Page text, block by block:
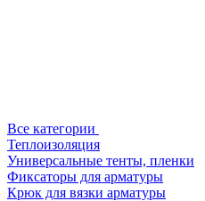
Все категории
Теплоизоляция
Универсальные тенты, пленки
Фиксаторы для арматуры
Крюк для вязки арматуры